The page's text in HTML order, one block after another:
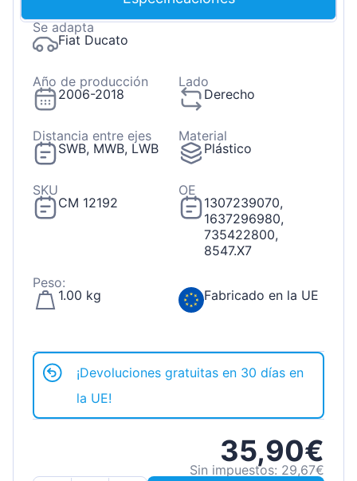
Se adapta
Fiat Ducato
Año de producción
2006-2018
Lado
Derecho
Distancia entre ejes
SWB, MWB, LWB
Material
Plástico
SKU
CM 12192
OE
1307239070,
1637296980,
735422800,
8547.X7
Peso:
1.00 kg
Fabricado en la UE
¡Devoluciones gratuitas en 30 días en
la UE!
35,90€
Sin impuestos: 29,67€